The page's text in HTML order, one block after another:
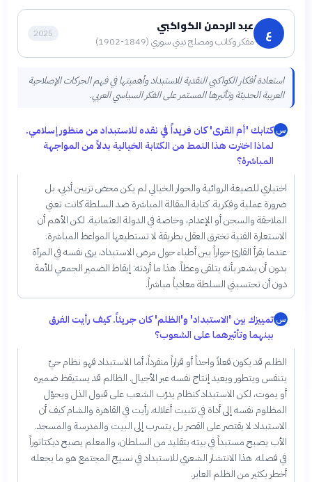
ع عبد الرحمن الكواكبي
مفكر وكاتب ومصلح ديني سوري (1849-1902)
2025
استعادة أفكار الكواكبي النقدية للاستبداد وأهميتها في فهم الحركات الإصلاحية
العربية الحديثة وتأثيرها المستمر على الفكر السياسي العربي.
س كتابك 'أم القرى' كان فريداً في نقده للاستبداد من منظور إسلامي.
لماذا اخترت هذا النمط من الكتابة الخيالية بدلاً من المواجهة
المباشرة؟
اختياري للصيغة الروائية والحوار الخيالي لم يكن محض تزيين أدبي، بل
ضرورة عملية وفكرية. كتابة المقالة المباشرة ضد السلطة كانت تعني
الملاحقة والسجن أو الإعدام، وخاصة في الدولة العثمانية. لكن الأهم أن
الاستعارة الفنية تخترق العقل بطريقة لا تستطيعها المواعظ المباشرة.
عندما يقرأ القارئ حواراً بين أطباء حول مرض الاستبداد، يرى نفسه في المرآة
بدون أن يشعر بأنه يتلقى وعظاً. هذا ما أردته: إيقاظ الضمير الجمعي للأمة
دون أن تحتسبني السلطة معادياً مباشراً.
س تمييزك بين 'الاستبداد' و'الظلم' كان جريئاً. كيف رأيت الفرق
بينهما وتأثيرهما على الشعوب؟
الظلم قد يكون فعلاً واحداً أو قراراً منفرداً، أما الاستبداد فهو نظام حيّ
يتنفس ويتطور ويعيد إنتاج نفسه عبر الأجيال. الظالم قد يستيقظ ضميره
أو يموت، لكن الاستبداد كنظام يدرّب الشعب على قبول الذل ويحوّل
المظلوم نفسه إلى أداة في تثبيت أغلاله. رأيت في القاهرة والشام كيف أن
الاستبداد لا يقتصر على القصر بل يتسرب إلى البيت والمدرسة والمسجد.
الأب يصبح مستبداً في بيته بتقليد من السلطان، والمعلم يصبح ديكتاتوراً
في فصله. هذا الانتشار الشعري للاستبداد في نسيج المجتمع هو ما يجعله
أخطر بكثير من الظلم العابر.